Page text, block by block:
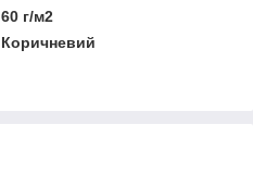
60 г/м2
Коричневий